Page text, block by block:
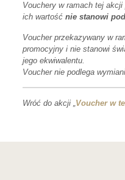
Vouchery w ramach tej
ich wartość nie stanowi
Voucher przekazywany w
promocyjny i nie stanowi
jego ekwiwalentu.
Voucher nie podlega
Wróć do akcji „Voucher w